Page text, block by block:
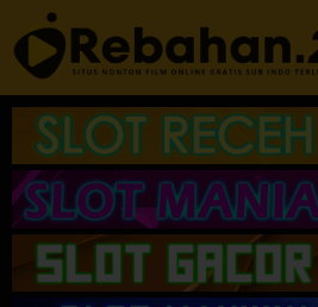
Loncat
ke
konten